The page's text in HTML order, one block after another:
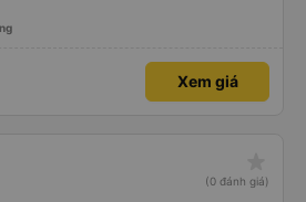
Xem giá
(0 đánh giá)